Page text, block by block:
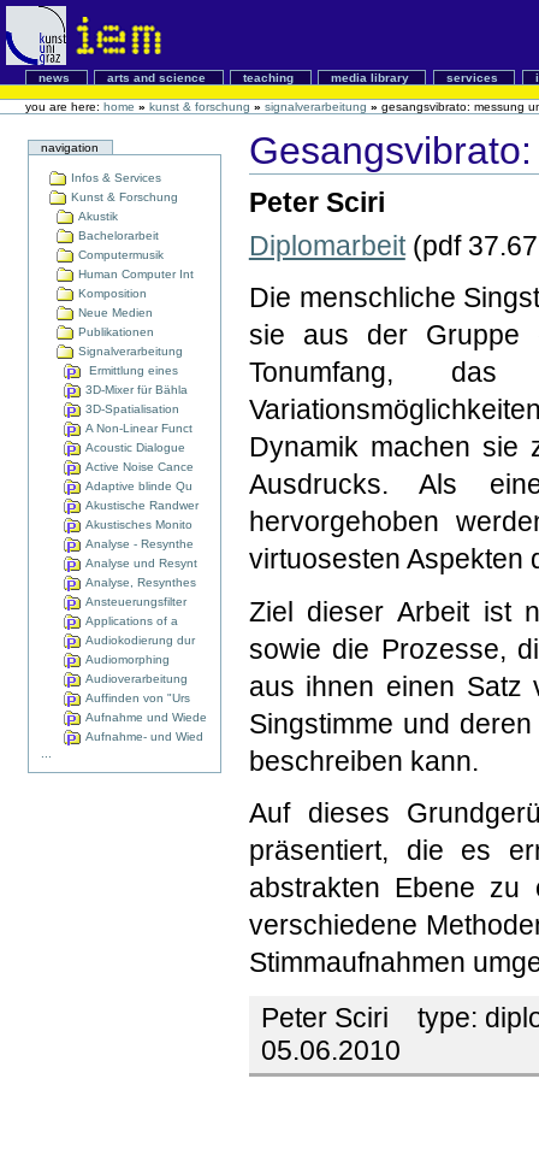
news arts and science teaching media library services
you are here: home » kunst & forschung » signalverarbeitung » gesangsvibrato: messung
navigation
Infos & Services
Kunst & Forschung
Akustik
Bachelorarbeit
Computermusik
Human Computer Int
Komposition
Neue Medien
Publikationen
Signalverarbeitung
Ermittlung eines
3D-Mixer für Bähla
3D-Spatialisation
A Non-Linear Funct
Acoustic Dialogue
Active Noise Cance
Adaptive blinde Qu
Akustische Randwer
Akustisches Monito
Analyse - Resynthe
Analyse und Resynt
Analyse, Resynthes
Ansteuerungsfilter
Applications of a
Audiokodierung dur
Audiomorphing
Audioverarbeitung
Auffinden von "Urs
Aufnahme und Wiede
Aufnahme- und Wied
Peter Sciri
Diplomarbeit(pdf
Die menschliche
sie aus der Gruppe
Tonumfang,
Dynamik machen sie
Ausdrucks. Als
hervorgehoben
virtuosesten Aspekten
Ziel dieser Arbeit ist
sowie die Prozesse,
aus ihnen einen Satz
Singstimme und
beschreiben kann.
Auf dieses
präsentiert, die es
abstrakten Ebene zu
verschiedene
Stimmaufnahmen
Peter Sciri type:
05.06.2010